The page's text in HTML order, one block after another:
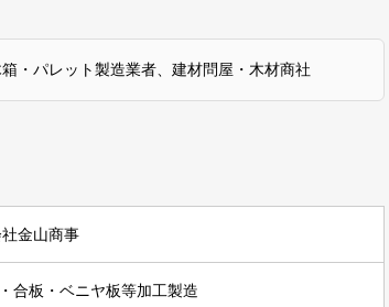
・パレット製造業者、建材問屋・木材商社
金山商事
合板・ベニヤ板等加工製造